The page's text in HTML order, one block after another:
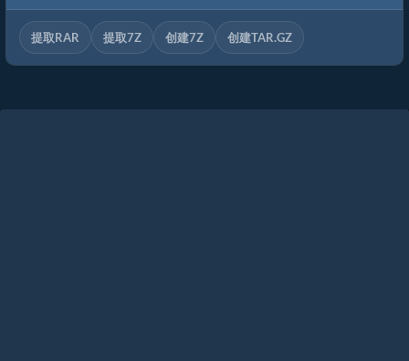
提取RAR 提取7Z 创建7Z 创建TAR.GZ